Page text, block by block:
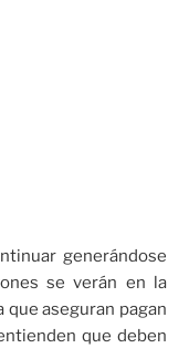
generándose
se verán en la
aseguran pagan
que deben